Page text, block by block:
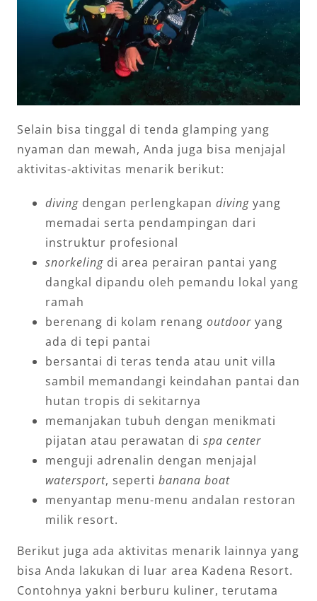
Selain bisa tinggal di tenda glamping yang
nyaman dan mewah, Anda juga bisa menjajal
aktivitas-aktivitas menarik berikut:
divingdengan perlengkapan divingyang
memadai serta pendampingan dari
instruktur profesional
snorkelingdi area perairan pantai yang
dangkal dipandu oleh pemandu lokal yang
ramah
berenang di kolam renang outdooryang
ada di tepi pantai
bersantai di teras tenda atau unit villa
sambil memandangi keindahan pantai dan
hutan tropis di sekitarnya
memanjakan tubuh dengan menikmati
pijatan atau perawatan di spa center
menguji adrenalin dengan menjajal
watersport, seperti banana boat
menyantap menu-menu andalan restoran
milik resort.
Berikut juga ada aktivitas menarik lainnya yang
bisa Anda lakukan di luar area Kadena Resort.
Contohnya yakni berburu kuliner, terutama